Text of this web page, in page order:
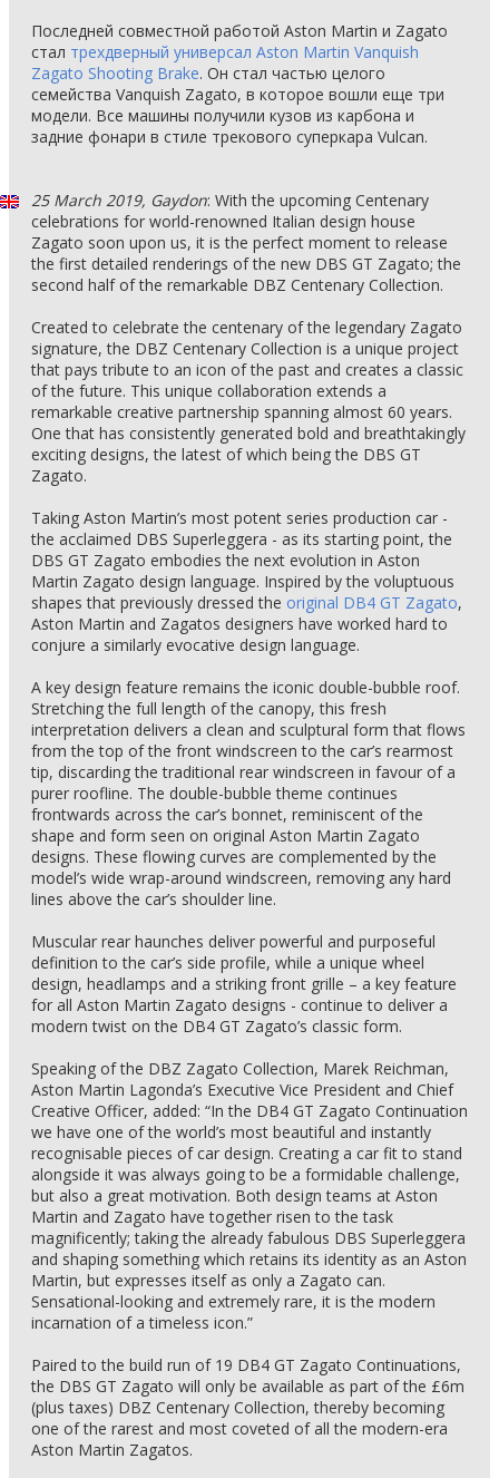
Последней совместной работой Aston Martin и Zagato
стал трехдверный универсал Aston Martin Vanquish
Zagato Shooting Brake. Он стал частью целого
семейства Vanquish Zagato, в которое вошли еще три
модели. Все машины получили кузов из карбона и
задние фонари в стиле трекового суперкара Vulcan.
25 March 2019, Gaydon: With the upcoming Centenary
celebrations for world-renowned Italian design house
Zagato soon upon us, it is the perfect moment to release
the first detailed renderings of the new DBS GT Zagato; the
second half of the remarkable DBZ Centenary Collection.
Created to celebrate the centenary of the legendary Zagato
signature, the DBZ Centenary Collection is a unique project
that pays tribute to an icon of the past and creates a classic
of the future. This unique collaboration extends a
remarkable creative partnership spanning almost 60 years.
One that has consistently generated bold and breathtakingly
exciting designs, the latest of which being the DBS GT
Zagato.
Taking Aston Martin’s most potent series production car -
the acclaimed DBS Superleggera - as its starting point, the
DBS GT Zagato embodies the next evolution in Aston
Martin Zagato design language. Inspired by the voluptuous
shapes that previously dressed the original DB4 GT Zagato,
Aston Martin and Zagatos designers have worked hard to
conjure a similarly evocative design language.
A key design feature remains the iconic double-bubble roof.
Stretching the full length of the canopy, this fresh
interpretation delivers a clean and sculptural form that flows
from the top of the front windscreen to the car’s rearmost
tip, discarding the traditional rear windscreen in favour of a
purer roofline. The double-bubble theme continues
frontwards across the car’s bonnet, reminiscent of the
shape and form seen on original Aston Martin Zagato
designs. These flowing curves are complemented by the
model’s wide wrap-around windscreen, removing any hard
lines above the car’s shoulder line.
Muscular rear haunches deliver powerful and purposeful
definition to the car’s side profile, while a unique wheel
design, headlamps and a striking front grille – a key feature
for all Aston Martin Zagato designs - continue to deliver a
modern twist on the DB4 GT Zagato’s classic form.
Speaking of the DBZ Zagato Collection, Marek Reichman,
Aston Martin Lagonda’s Executive Vice President and Chief
Creative Officer, added: “In the DB4 GT Zagato Continuation
we have one of the world’s most beautiful and instantly
recognisable pieces of car design. Creating a car fit to stand
alongside it was always going to be a formidable challenge,
but also a great motivation. Both design teams at Aston
Martin and Zagato have together risen to the task
magnificently; taking the already fabulous DBS Superleggera
and shaping something which retains its identity as an Aston
Martin, but expresses itself as only a Zagato can.
Sensational-looking and extremely rare, it is the modern
incarnation of a timeless icon.”
Paired to the build run of 19 DB4 GT Zagato Continuations,
the DBS GT Zagato will only be available as part of the £6m
(plus taxes) DBZ Centenary Collection, thereby becoming
one of the rarest and most coveted of all the modern-era
Aston Martin Zagatos.